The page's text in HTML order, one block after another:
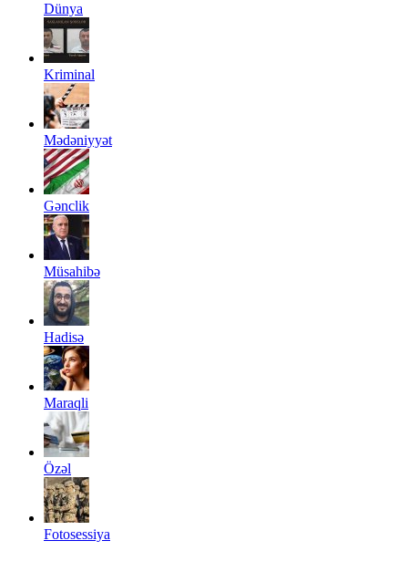
Dünya
Kriminal
Mədəniyyət
Gənclik
Müsahibə
Hadisə
Maraqli
Özəl
Fotosessiya